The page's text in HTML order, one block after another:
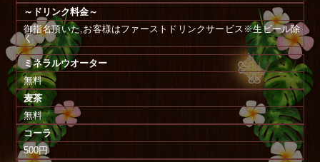
～ドリンク料金～
御指名頂いた,お客様はファーストドリンクサービス※生ビール除
く
ミネラルウオーター
無料
麦茶
無料
コーラ
500円